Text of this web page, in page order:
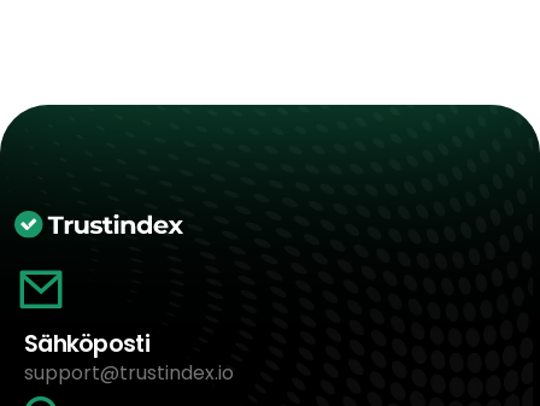
Sähköposti
support@trustindex.io